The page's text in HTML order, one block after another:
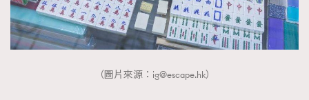
（圖片來源： ig@escape.hk）